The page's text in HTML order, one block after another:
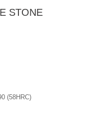
STONE
(58HRC)